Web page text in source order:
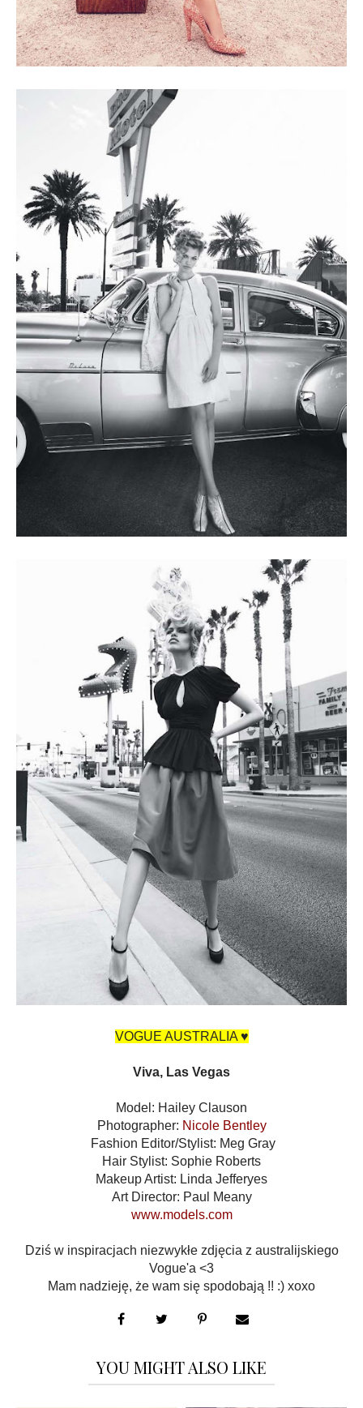
VOGUE AUSTRALIA ♥
Viva, Las Vegas
Model: Hailey Clauson
Photographer: Nicole Bentley
Fashion Editor/Stylist: Meg Gray
Hair Stylist: Sophie Roberts
Makeup Artist: Linda Jefferyes
Art Director : Paul Meany
www.models.com
Dziś w inspiracjach niezwykłe zdjęcia z australijskiego
Vogue'a <3
Mam nadzieję, że wam się spodobają !! :) xoxo
YOU MIGHT ALSO LIKE